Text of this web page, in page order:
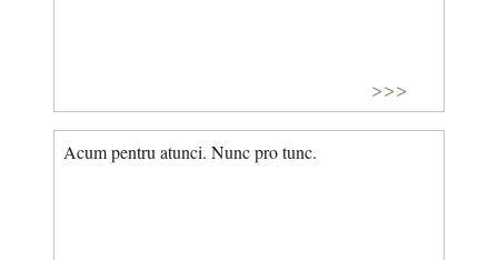
>>>
Acum pentru atunci. Nunc pro tunc.